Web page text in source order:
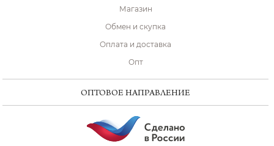
Магазин
Обмен и скупка
Оплата и доставка
Опт
ОПТОВОЕ НАПРАВЛЕНИЕ